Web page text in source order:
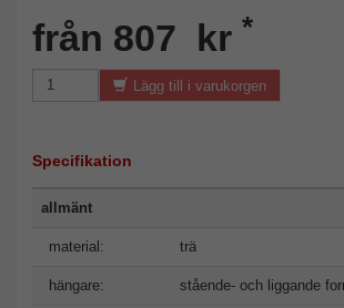
från 807 kr *
Lägg till i varukorgen
Specifikation
allmänt
material: trä
hängare: stående- och liggande